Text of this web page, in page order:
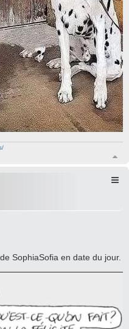
SophiaSofia en date du jour.